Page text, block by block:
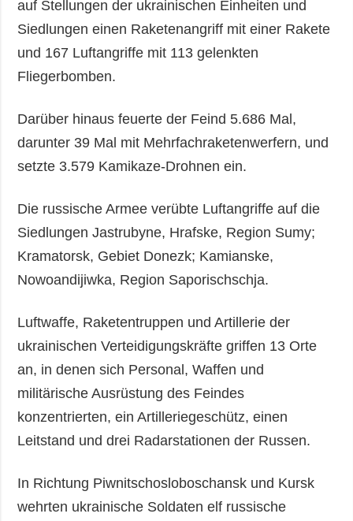
Fotos
Video
auf Stellungen der ukrainischen Einheiten und
Siedlungen einen Raketenangriff mit einer Rakete
und 167 Luftangriffe mit 113 gelenkten
Fliegerbomben.
Darüber hinaus feuerte der Feind 5.686 Mal,
darunter 39 Mal mit Mehrfachraketenwerfern, und
setzte 3.579 Kamikaze-Drohnen ein.
Die russische Armee verübte Luftangriffe auf die
Siedlungen Jastrubyne, Hrafske, Region Sumy;
Kramatorsk, Gebiet Donezk; Kamianske,
Nowoandijiwka, Region Saporischschja.
Luftwaffe, Raketentruppen und Artillerie der
ukrainischen Verteidigungskräfte griffen 13 Orte
an, in denen sich Personal, Waffen und
militärische Ausrüstung des Feindes
konzentrierten, ein Artilleriegeschütz, einen
Leitstand und drei Radarstationen der Russen.
In Richtung Piwnitschosloboschansk und Kursk
wehrten ukrainische Soldaten elf russische